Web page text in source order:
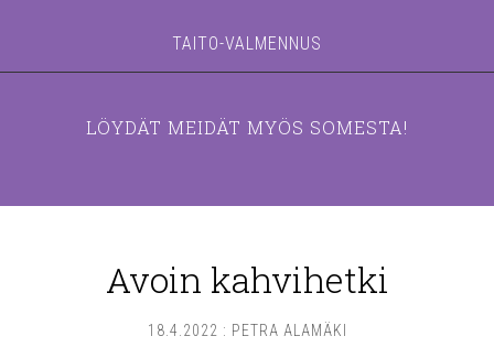
TAITO-VALMENNUS
LÖYDÄT MEIDÄT MYÖS SOMESTA!
Avoin kahvihetki
18.4.2022 : PETRA ALAMÄKI